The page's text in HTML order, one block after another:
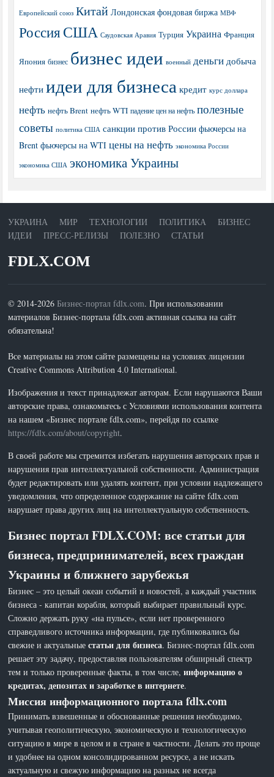
Европейский союз Китай Лондонская фондовая биржа МВФ
РоссияСША Саудовская Аравия Турция Украина Франция
Япония бизнес бизнес идеи военный деньги добыча
нефти идеи для бизнеса кредит курс доллара
нефть нефть Brent нефть WTI падение цен на нефть полезные
советы политика США санкции против России фьючерсы на
Brent фьючерсы на WTI цены на нефть экономика России
экономика США экономика Украины
УКРАИНА МИР ТЕХНОЛОГИИ ПОЛИТИКА
БИЗНЕС
ИДЕИ
ПРЕСС-РЕЛИЗЫ ПОЛЕЗНО СТАТЬИ
FDLX.COM
© 2014-2026Бизнес-портал fdlx.com. При использовании
материалов Бизнес-портала fdlx.com активная ссылка на сайт
обязательна!
Все материалы на этом сайте размещены на условиях лицензии
Creative Commons Attribution 4.0 International.
Изображения и текст принадлежат авторам. Если нарушаются Ваши
авторские права, ознакомьтесь с Условиями использования контента
на нашем «Бизнес портале fdlx.com», перейдя по ссылке
https://fdlx.com/about/copyright.
В своей работе мы стремится избегать нарушения авторских прав и
нарушения прав интеллектуальной собственности. Администрация
будет редактировать или удалять контент, при условии надлежащего
уведомления, что определенное содержание на сайте fdlx.com
нарушает права других лиц на интеллектуальную собственность.
Бизнес портал FDLX.COM: все статьи для
бизнеса, предпринимателей, всех граждан
Украины и ближнего зарубежья
Бизнес – это целый океан событий и новостей, а каждый участник
бизнеса - капитан корабля, который выбирает правильный курс.
Сложно держать руку «на пульсе», если нет проверенного
справедливого источника информации, где публиковались бы
свежие и актуальныестатьи для бизнеса. Бизнес-портал fdlx.com
решает эту задачу, предоставляя пользователям обширный спектр
тем и только проверенные факты, в том числе,информацию о
кредитах, депозитах и заработке в интернете.
Миссия информационного портала fdlx.com
Принимать взвешенные и обоснованные решения необходимо,
учитывая геополитическую, экономическую и технологическую
ситуацию в мире в целом и в стране в частности. Делать это проще
и удобнее на одном консолидированном ресурсе, а не искать
актуальную и свежую информацию на разных не всегда